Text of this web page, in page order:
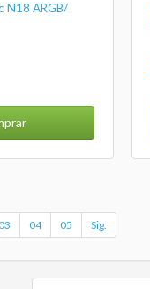
N18 ARGB/
03 04 05 Sig.